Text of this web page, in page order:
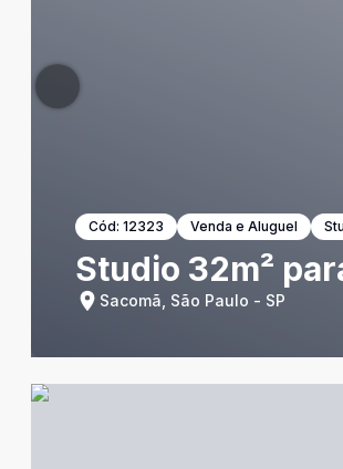
Cód: 12323 Venda e Aluguel
Studio 32m²
Sacomã, São Paulo - SP